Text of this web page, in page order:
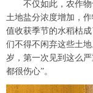
不仅如此，农作物
土地盐分浓度增加，
值收获季节的水稻枯
们不得不闲弃这些土
岁，第一次见到这么
都很伤心”。